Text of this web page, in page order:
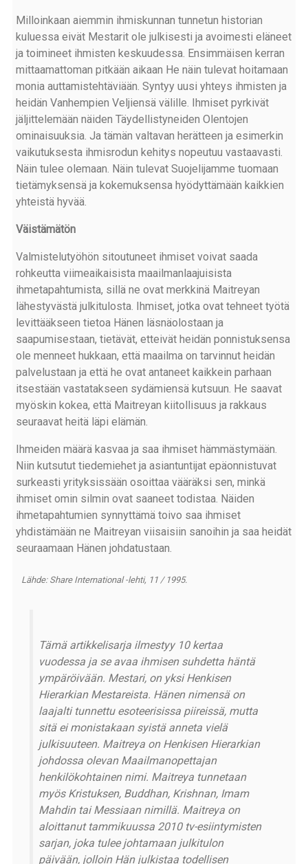
Milloinkaan aiemmin ihmiskunnan tunnetun historian
kuluessa eivät Mestarit ole julkisesti ja avoimesti eläneet
ja toimineet ihmisten keskuudessa. Ensimmäisen kerran
mittaamattoman pitkään aikaan He näin tulevat hoitamaan
monia auttamistehtäviään. Syntyy uusi yhteys ihmisten ja
heidän Vanhempien Veljiensä välille. Ihmiset pyrkivät
jäljittelemään näiden Täydellistyneiden Olentojen
ominaisuuksia. Ja tämän valtavan herätteen ja esimerkin
vaikutuksesta ihmisrodun kehitys nopeutuu vastaavasti.
Näin tulee olemaan. Näin tulevat Suojelijamme tuomaan
tietämyksensä ja kokemuksensa hyödyttämään kaikkien
yhteistä hyvää.
Väistämätön
Valmistelutyöhön sitoutuneet ihmiset voivat saada
rohkeutta viimeaikaisista maailmanlaajuisista
ihmetapahtumista, sillä ne ovat merkkinä Maitreyan
lähestyvästä julkitulosta. Ihmiset, jotka ovat tehneet työtä
levittääkseen tietoa Hänen läsnäolostaan ja
saapumisestaan, tietävät, etteivät heidän ponnistuksensa
ole menneet hukkaan, että maailma on tarvinnut heidän
palvelustaan ja että he ovat antaneet kaikkein parhaan
itsestään vastatakseen sydämiensä kutsuun. He saavat
myöskin kokea, että Maitreyan kiitollisuus ja rakkaus
seuraavat heitä läpi elämän.
Ihmeiden määrä kasvaa ja saa ihmiset hämmästymään.
Niin kutsutut tiedemiehet ja asiantuntijat epäonnistuvat
surkeasti yrityksissään osoittaa vääräksi sen, minkä
ihmiset omin silmin ovat saaneet todistaa. Näiden
ihmetapahtumien synnyttämä toivo saa ihmiset
yhdistämään ne Maitreyan viisaisiin sanoihin ja saa heidät
seuraamaan Hänen johdatustaan.
Lähde: Share International -lehti, 11 / 1995.
Tämä artikkelisarja ilmestyy 10 kertaa
vuodessa ja se avaa ihmisen suhdetta häntä
ympäröivään. Mestari, on yksi Henkisen
Hierarkian Mestareista. Hänen nimensä on
laajalti tunnettu esoteerisissa piireissä, mutta
sitä ei monistakaan syistä anneta vielä
julkisuuteen. Maitreya on Henkisen Hierarkian
johdossa olevan Maailmanopettajan
henkilökohtainen nimi. Maitreya tunnetaan
myös Kristuksen, Buddhan, Krishnan, Imam
Mahdin tai Messiaan nimillä. Maitreya on
aloittanut tammikuussa 2010 tv-esiintymisten
sarjan, joka tulee johtamaan julkitulon
päivään, jolloin Hän julkistaa todellisen